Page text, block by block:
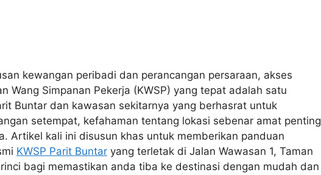
kewangan peribadi dan perancangan persaraan, akses
Wang Simpanan Pekerja (KWSP) yang tepat adalah satu
Buntar dan kawasan sekitarnya yang berhasrat untuk
setempat, kefahaman tentang lokasi sebenar amat penting
Artikel kali ini disusun khas untuk memberikan panduan
KWSP Parit Buntar yang terletak di Jalan Wawasan 1, Taman
bagi memastikan anda tiba ke destinasi dengan mudah dan